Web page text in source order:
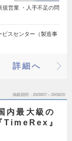
規営業 ・人手不足の問
ビスセンター（製造事
詳細へ
掲載期間 26/08/07～26/08/20
内最大級の
TimeRex』